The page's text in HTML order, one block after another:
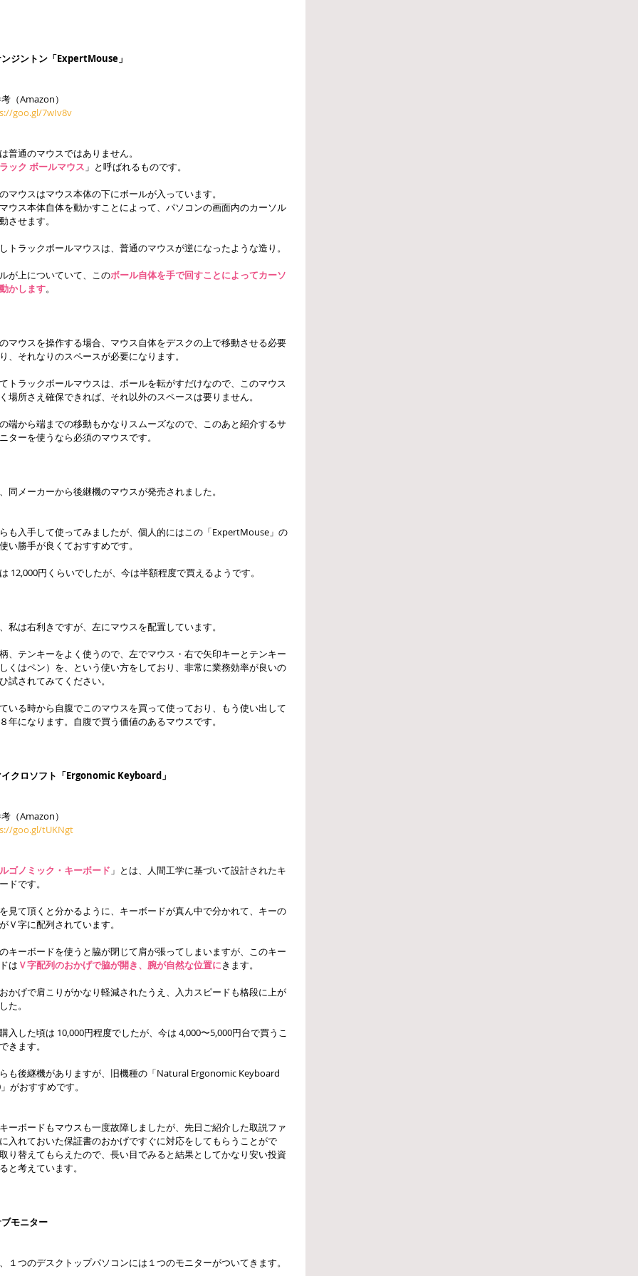
ジントン「ExpertMouse」
（Amazon）
goo.gl/7wIv8v
普通のマウスではありません。
ック ボールマウス 」と呼ばれるものです。
マウスはマウス本体の下にボールが入っています。
ウス本体自体を動かすことによって、パソコンの画面内のカーソル
させます。
トラックボールマウスは、普通のマウスが逆になったような造り。
が上についていて、このボール自体を手で回すことによってカーソ
かします。
マウスを操作する場合、マウス自体をデスクの上で移動させる必要
、それなりのスペースが必要になります。
トラックボールマウスは、ボールを転がすだけなので、このマウス
場所さえ確保できれば、それ以外のスペースは要りません。
端から端までの移動もかなりスムーズなので、このあと紹介するサ
ターを使うなら必須のマウスです。
同メーカーから後継機のマウスが発売されました。
も入手して使ってみましたが、個人的にはこの「ExpertMouse」の
い勝手が良くておすすめです。
12,000円くらいでしたが、今は半額程度で買えるようです。
私は右利きですが、左にマウスを配置しています。
、テンキーをよく使うので、左でマウス・右で矢印キーとテンキー
くはペン）を、という使い方をしており、非常に業務効率が良いの
試されてみてください。
いる時から自腹でこのマウスを買って使っており、もう使い出して
年になります。自腹で買う価値のあるマウスです。
クロソフト「Ergonomic Keyboard」
（Amazon）
goo.gl/tUKNgt
ゴノミック・キーボード 」とは、人間工学に基づいて設計されたキ
ドです。
見て頂くと分かるように、キーボードが真ん中で分かれて、キーの
Ｖ字に配列されています。
キーボードを使うと脇が閉じて肩が張ってしまいますが、このキー
は Ｖ字配列のおかげで脇が開き、腕が自然な位置にきます。
かげで肩こりがかなり軽減されたうえ、入力スピードも格段に上が
た。
入した頃は 10,000円程度でしたが、今は 4,000〜5,000円台で買うこ
きます。
も後継機がありますが、旧機種の「Natural Ergonomic Keyboard
がおすすめです。
ーボードもマウスも一度故障しましたが、先日ご紹介した取説ファ
入れておいた保証書のおかげですぐに対応をしてもらうことがで
り替えてもらえたので、長い目でみると結果としてかなり安い投資
と考えています。
モニター
１つのデスクトップパソコンには１つのモニターがついてきます。